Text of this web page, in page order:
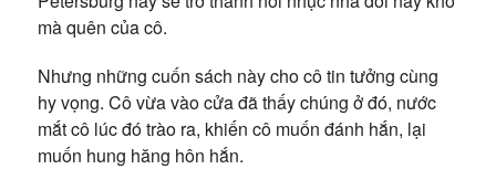
mà quên của cô.
Nhưng những cuốn sách này cho cô tin tưởng cùng
hy vọng. Cô vừa vào cửa đã thấy chúng ở đó, nước
mắt cô lúc đó trào ra, khiến cô muốn đánh hắn, lại
muốn hung hăng hôn hắn.